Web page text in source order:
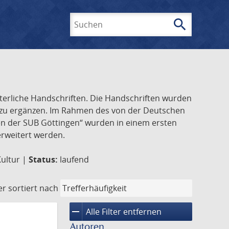
search
Handschriften. Die Handschriften wurden
ergänzen. Im Rahmen des von der Deutschen
SUB Göttingen“ wurden in einem ersten
werden.
| Status: laufend
sortiert nach
remove Alle Filter entfernen